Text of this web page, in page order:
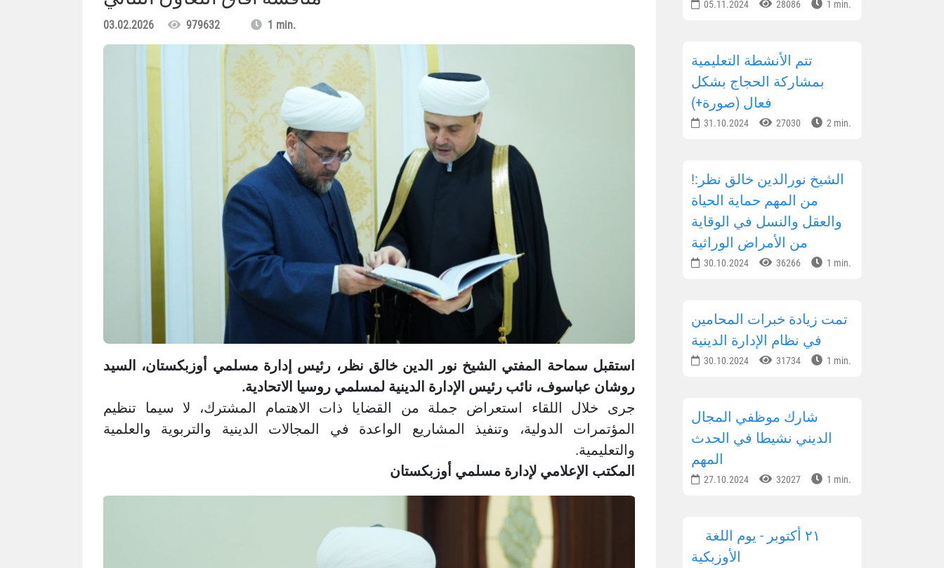
03.02.2026 979632 1 min.
استقبل سماحة المفتي الشيخ نور الدين خالق نظر، رئيس إدارة مسلمي أوزبكستان، السيد
روشان عباسوف، نائب رئيس الإدارة الدينية لمسلمي روسيا الاتحادية.
جرى خلال اللقاء استعراض جملة من القضايا ذات الاهتمام المشترك، لا سيما تنظيم
المؤتمرات الدولية، وتنفيذ المشاريع الواعدة في المجالات الدينية والتربوية والعلمية
والتعليمية.
المكتب الإعلامي لإدارة مسلمي أوزبكستان
05.11.2024 28086 1 min.
تتم الأنشطة التعليمية
بمشاركة الحجاج بشكل
فعال (صورة+)
31.10.2024 27030 2 min.
!الشيخ نورالدين خالق نظر:
من المهم حماية الحياة
والعقل والنسل في الوقاية
من الأمراض الوراثية
30.10.2024 36266 1 min.
تمت زيادة خبرات المحامين
في نظام الإدارة الدينية
30.10.2024 31734 1 min.
شارك موظفي المجال
الديني نشيطا في الحدث
المهم
27.10.2024 32027 1 min.
الأوزبكية